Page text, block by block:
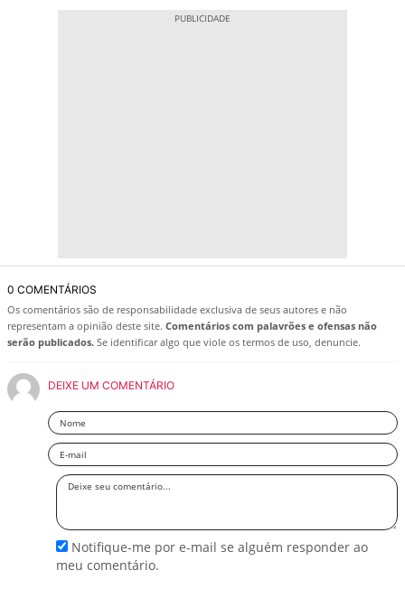
0 COMENTÁRIOS
Os comentários são de responsabilidade exclusiva de seus autores e não
representam a opinião deste site. Comentários com palavrões e ofensas não
serão publicados. Se identificar algo que viole os termos de uso, denuncie.
DEIXE UM COMENTÁRIO
Nome
Email
Deixe
Notifique-me por e-mail se alguém responder ao
meu comentário.